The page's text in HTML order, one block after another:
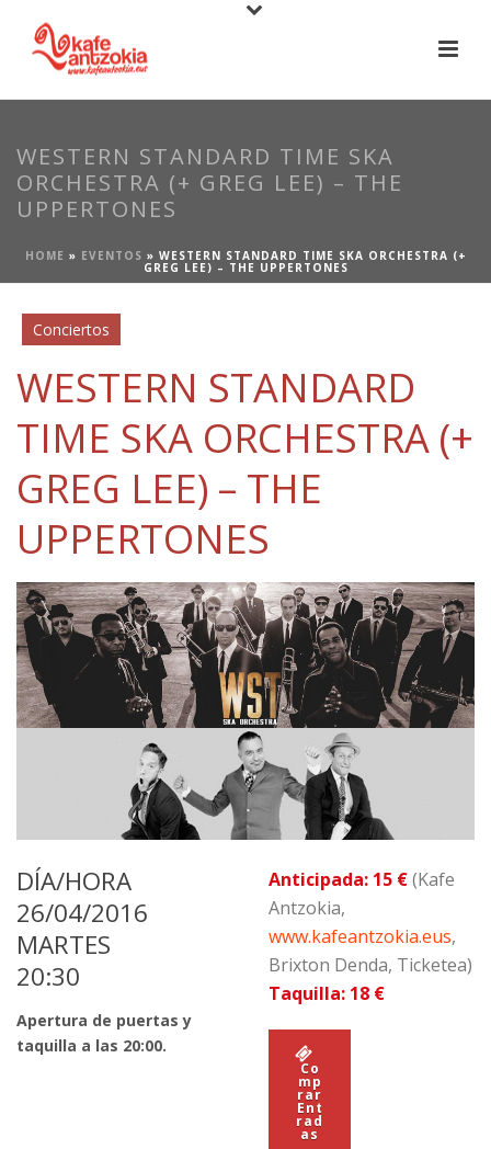
WESTERN STANDARD TIME SKA
ORCHESTRA (+ GREG LEE) – THE
UPPERTONES
HOME » EVENTOS » WESTERN STANDARD TIME SKA ORCHESTRA (+
GREG LEE) – THE UPPERTONES
Conciertos
WESTERN STANDARD
TIME SKA ORCHESTRA (+
GREG LEE) – THE
UPPERTONES
DÍA/HORA
26/04/2016
MARTES
20:30
Apertura de puertas y
taquilla a las 20:00.
Anticipada: 15 €(Kafe
Antzokia,
www.kafeantzokia.eus,
Brixton Denda, Ticketea)
Taquilla: 18 €
Co
mp
rar
Ent
rad
as